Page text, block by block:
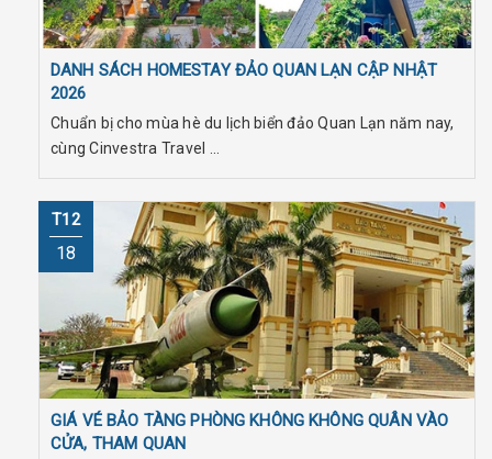
DANH SÁCH HOMESTAY ĐẢO QUAN LẠN CẬP NHẬT
2026
Chuẩn bị cho mùa hè du lịch biển đảo Quan Lạn năm nay,
cùng Cinvestra Travel ...
T12
18
GIÁ VÉ BẢO TÀNG PHÒNG KHÔNG KHÔNG QUÂN VÀO
CỬA, THAM QUAN